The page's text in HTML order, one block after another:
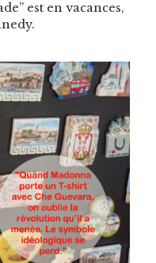
est en vacances,